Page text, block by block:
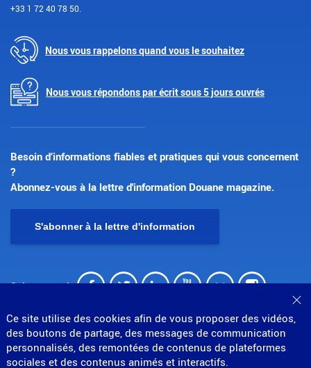
Ce site utilise des cookies afin de vous proposer des vidéos,
des boutons de partage, des messages de communication
personnalisés, des remontées de contenus de plateformes
sociales et des contenus animés et interactifs.
+33 1 72 40 78 50.
Nous vous rappelons quand vous le souhaitez
Nous vous répondons par écrit sous 5 jours ouvrés
Besoin d’informations fiables et pratiques qui vous concernent
?
Abonnez-vous à la lettre d'information Douane magazine.
S'abonner à la lettre d'information
Suivez-nous ! Facebook
Twitter
LinkedIn
Youtube
Flickr